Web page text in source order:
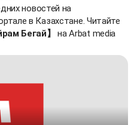
новостей на
в Казахстане. Читайте
Бегай】 на Arbat media